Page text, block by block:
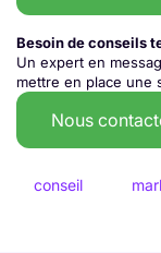
Besoin de conseils
Un expert en
mettre en place une
Nous
conseil